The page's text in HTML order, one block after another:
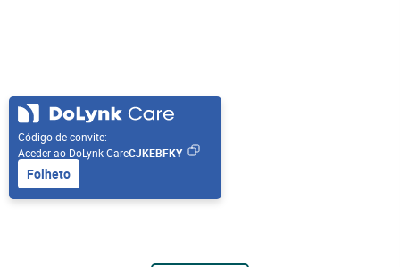
Código de convite:
Aceder ao DoLynk CareCJKEBFKY
Folheto